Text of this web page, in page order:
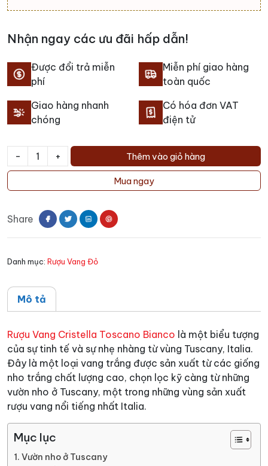
Nhận ngay các ưu đãi hấp dẫn!
Được đổi trả miễn
phí
Miễn phí giao hàng
toàn quốc
Giao hàng nhanh
chóng
Có hóa đơn VAT
điện tử
-
Rượu
Cristella
Bianco
+ Thêm vào giỏ hàng
Mua ngay
Share
Danh mục: Rượu Vang Đỏ
Mô tả
Rượu Vang Cristella Toscano Bianco là một biểu tượng
của sự tinh tế và sự nhẹ nhàng từ vùng Tuscany, Italia.
Đây là một loại vang trắng được sản xuất từ các giống
nho trắng chất lượng cao, chọn lọc kỹ càng từ những
vườn nho ở Tuscany, một trong những vùng sản xuất
rượu vang nổi tiếng nhất Italia.
Mục lục
Vườn nho ở Tuscany